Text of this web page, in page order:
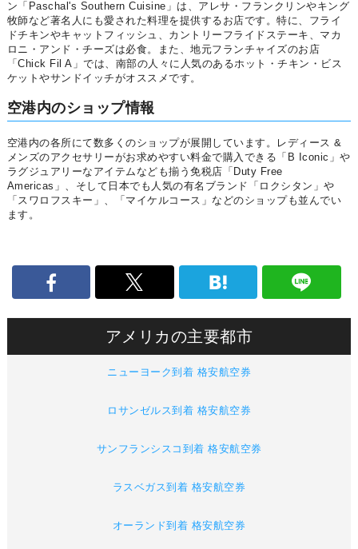
ン「Paschal's Southern Cuisine」は、アレサ・フランクリンやキング
牧師など著名人にも愛された料理を提供するお店です。特に、フライ
ドチキンやキャットフィッシュ、カントリーフライドステーキ、マカ
ロニ・アンド・チーズは必食。また、地元フランチャイズのお店
「Chick Fil A」では、南部の人々に人気のあるホット・チキン・ビス
ケットやサンドイッチがオススメです。
空港内のショップ情報
空港内の各所にて数多くのショップが展開しています。レディース &
メンズのアクセサリーがお求めやすい料金で購入できる「B Iconic」や
ラグジュアリーなアイテムなども揃う免税店「Duty Free
Americas」、そして日本でも人気の有名ブランド「ロクシタン」や
「スワロフスキー」、「マイケルコース」などのショップも並んでい
ます。
アメリカの主要都市
ニューヨーク到着 格安航空券
ロサンゼルス到着 格安航空券
サンフランシスコ到着 格安航空券
ラスベガス到着 格安航空券
オーランド到着 格安航空券